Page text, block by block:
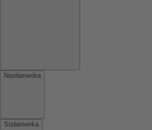
Nordamerika
Südamerika